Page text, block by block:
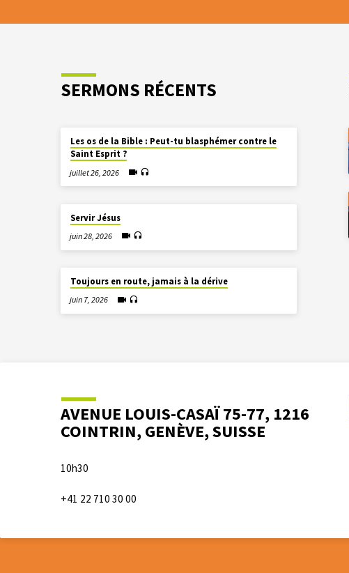
SERMONS RÉCENTS
Les os de la Bible : Peut-tu blasphémer contre le
Saint Esprit ?
juillet 26, 2026
Servir Jésus
juin 28, 2026
Toujours en route, jamais à la dérive
juin 7, 2026
AVENUE LOUIS-CASAÏ 75-77, 1216
COINTRIN, GENÈVE, SUISSE
10h30
+41 22 710 30 00